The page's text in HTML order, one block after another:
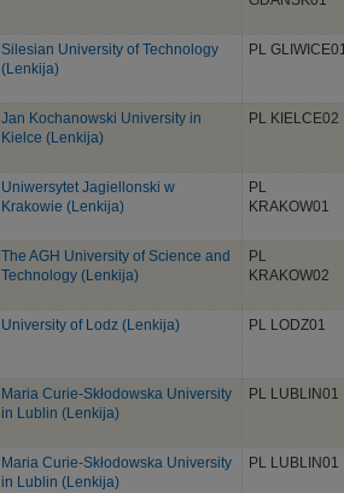
Silesian University of Technology
(Lenkija)
PL
Jan Kochanowski University in
Kielce (Lenkija)
PL KIELCE02
Uniwersytet Jagiellonski w
Krakowie (Lenkija)
PL
KRAKOW01
The AGH University of Science and
Technology (Lenkija)
PL
KRAKOW02
University of Lodz (Lenkija) PL LODZ01
Maria Curie-Skłodowska University
in Lublin (Lenkija)
PL LUBLIN01
Maria Curie-Skłodowska University
in Lublin (Lenkija)
PL LUBLIN01